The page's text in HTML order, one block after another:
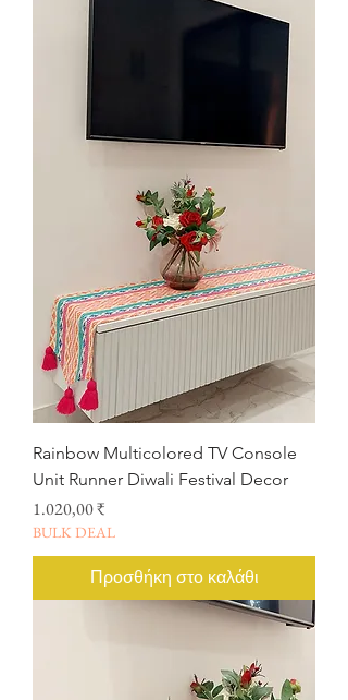
Rainbow Multicolored TV Console
Unit Runner Diwali Festival Decor
Τιμή
1.020,00 ₹
BULK DEAL
Προσθήκη στο καλάθι